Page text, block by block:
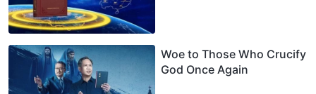
Woe to Those Who Crucify
God Once Again